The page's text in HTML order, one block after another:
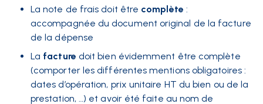
La note de frais doit être complète :
accompagnée du document original de la facture
de la dépense
La facture doit bien évidemment être complète
(comporter les différentes mentions obligatoires :
dates d’opération, prix unitaire HT du bien ou de la
prestation, …) et avoir été faite au nom de